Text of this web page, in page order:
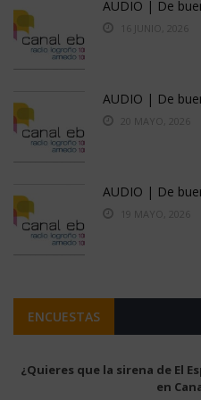
AUDIO | De
16 JUNIO, 2026
AUDIO | De
20 MAYO, 2026
AUDIO | De
19 MAYO, 2026
ENCUESTAS
¿Quieres que la sirena de El
en